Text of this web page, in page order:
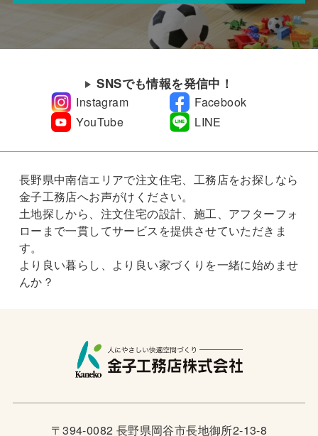
SNSでも情報を発信中！
Instagram
Facebook
YouTube
LINE
長野県中南信エリアで注文住宅、工務店をお探しなら
金子工務店へお声がけください。
土地探しから、注文住宅の設計、施工、アフターフォ
ローまで一貫してサービスを提供させていただきま
す。
より良い暮らし、より良い家づくりを一緒に始めませ
んか？
〒394-0082 長野県岡谷市長地御所2-13-8